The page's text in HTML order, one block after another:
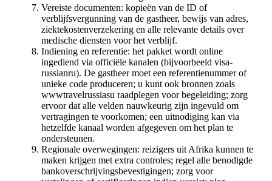
Vereiste documenten: kopieën van de ID of
verblijfsvergunning van de gastheer, bewijs van adres,
ziektekostenverzekering en alle relevante details over
medische diensten voor het verblijf.
Indiening en referentie: het pakket wordt online
ingediend via officiële kanalen (bijvoorbeeld visa-
russianru). De gastheer moet een referentienummer of
unieke code produceren; u kunt ook bronnen zoals
wwwtravelrussiasu raadplegen voor begeleiding; zorg
ervoor dat alle velden nauwkeurig zijn ingevuld om
vertragingen te voorkomen; een uitnodiging kan via
hetzelfde kanaal worden afgegeven om het plan te
ondersteunen.
Regionale overwegingen: reizigers uit Afrika kunnen te
maken krijgen met extra controles; regel alle benodigde
bankoverschrijvingsbevestigingen; zorg voor